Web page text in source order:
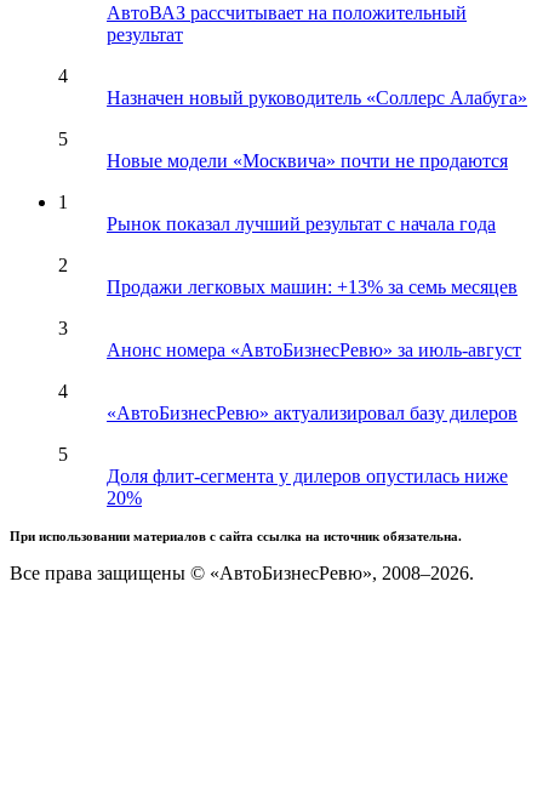
АвтоВАЗ рассчитывает на положительный
результат
4
Назначен новый руководитель «Соллерс Алабуга»
5
Новые модели «Москвича» почти не продаются
1
Рынок показал лучший результат с начала года
2
Продажи легковых машин: +13% за семь месяцев
3
Анонс номера «АвтоБизнесРевю» за июль-август
4
«АвтоБизнесРевю» актуализировал базу дилеров
5
Доля флит-сегмента у дилеров опустилась ниже
20%
При использовании материалов с сайта ссылка на источник обязательна.
Все права защищены © «АвтоБизнесРевю», 2008–2026.